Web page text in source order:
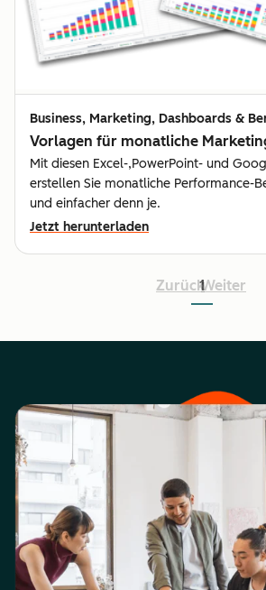
Business, Marketing, Dashboards &
Vorlagen für monatliche
Mit diesen Excel-,PowerPoint- und
erstellen Sie monatliche Performance-
und einfacher denn je.
Jetzt herunterladen
Zurück
1Weiter